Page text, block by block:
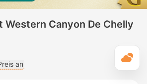
Western Canyon De Chelly
an